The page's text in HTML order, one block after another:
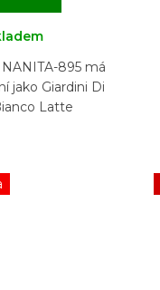
895 má
jako Giardini Di
Latte